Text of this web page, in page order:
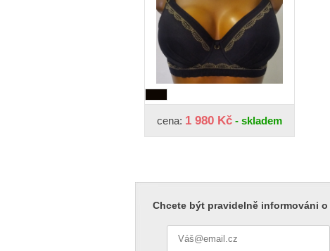
cena: 1 980 Kč - skladem
Chcete být pravidelně informováni